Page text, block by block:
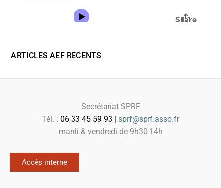
ARTICLES AEF RÉCENTS
Secrétariat SPRF
Tél. : 06 33 45 59 93 | sprf@sprf.asso.fr
mardi & vendredi de 9h30-14h
Accès interne